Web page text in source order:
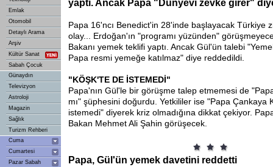
Emlak
Otomobil
Detaylı Arama
Arşiv
Kültür Sanat
Sabah Çocuk
Günaydın
Televizyon
Astroloji
Magazin
Sağlık
Turizm Rehberi
Cuma
Cumartesi
Pazar Sabah
yaptı. Ancak Papa "Dünyevi zevke girer"
Papa 16'ncı Benedict'in 28'inde başlayacak Türkiye
olay... Erdoğan'ın "programı yüzünden"
Bakanı yemek teklifi yaptı. Ancak Gül'ün talebi
Papa resmi yemeğe katılmaz" diye reddedildi.
"KÖŞK'TE DE İSTEMEDİ"
Papa'nın Gül'le bir görüşme talep etmemesi de
mı" şüphesini doğurdu. Yetkililer ise "Papa Çankaya
istemedi" diyerek kriz olmadığına dikkat çekiyor.
Bakan Mehmet Ali Şahin görüşecek.
Papa, Gül'ün yemek davetini reddetti